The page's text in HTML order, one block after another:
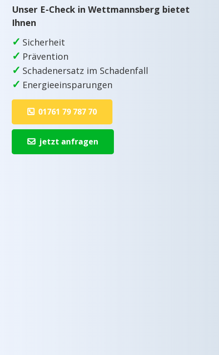
Unser E-Check in Wettmannsberg bietet
Ihnen
✓ Sicherheit
✓ Prävention
✓ Schadenersatz im Schadenfall
✓ Energieeinsparungen
01761 79 787 70
jetzt anfragen